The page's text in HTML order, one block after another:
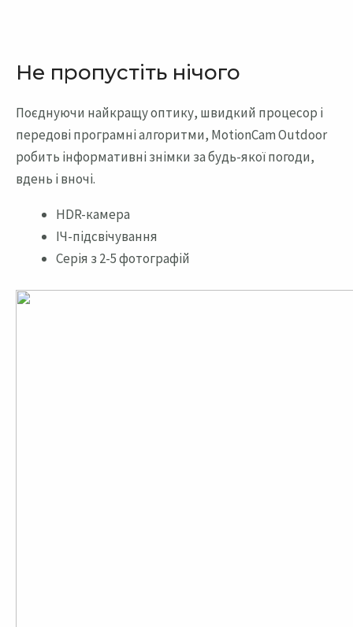
Не пропустіть нічого
Поєднуючи найкращу оптику, швидкий процесор і
передові програмні алгоритми, MotionCam Outdoor
робить інформативні знімки за будь-якої погоди,
вдень і вночі.
HDR-камера
ІЧ-підсвічування
Серія з 2-5 фотографій